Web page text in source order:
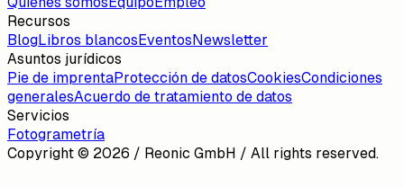
Recursos
BlogLibros blancosEventosNewsletter
Asuntos jurídicos
Pie de imprentaProtección de datosCookiesCondiciones
generalesAcuerdo de tratamiento de datos
Servicios
Fotogrametría
Copyright © 2026 / Reonic GmbH / All rights reserved.